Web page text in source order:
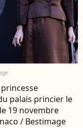
palais princier le
19 novembre
/ Bestimage